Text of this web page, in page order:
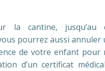
la cantine,
pourrez aussi annuler
de votre enfant pour
d’un certificat